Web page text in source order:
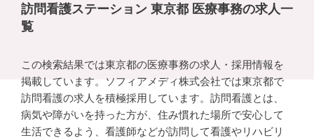
訪問看護ステーション 東京都 医療事務の求人一
覧
この検索結果では東京都の医療事務の求人・採用情報を
掲載しています。ソフィアメディ株式会社では東京都で
訪問看護の求人を積極採用しています。訪問看護とは、
病気や障がいを持った方が、住み慣れた場所で安心して
生活できるよう、看護師などが訪問して看護やリハビリ